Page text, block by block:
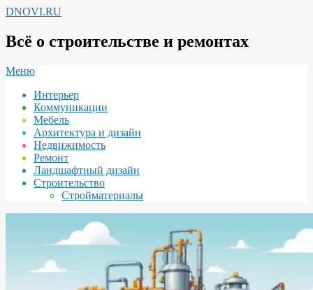
Перейти
содержимому
DNOVI.RU
Всё о строительстве и ремонтах
Вторичное
навигации
Меню
Интерьер
Коммуникации
Мебель
Архитектура и дизайн
Недвижимость
Ремонт
Ландшафтный дизайн
Строительство
Стройматериалы